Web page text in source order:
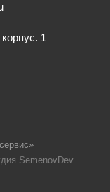
1
SemenovDev